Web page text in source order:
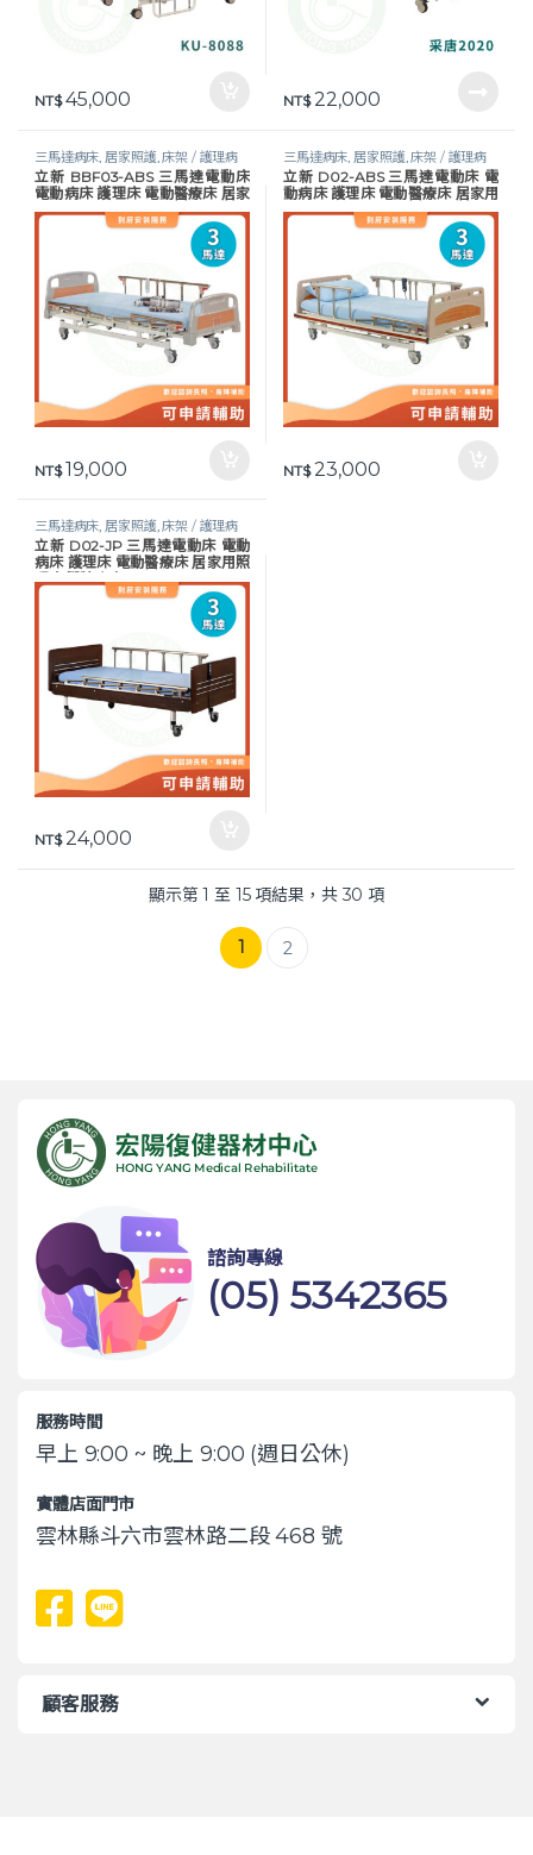
NT$45,000 NT$22,000
三馬達病床 居家照護,床架 / 護理病
床,護理床具及配件,長照專區,預防褥
瘡
立新 BBF03-ABS 三馬達電動床
電動病床 護理床 電動醫療床 居家
用照顧床 醫院病床 LM-EF03
NT$19,000
三馬達病床 居家照護,床架 / 護理病
床,護理床具及配件,長照專區,預防褥
瘡
立新 D02-ABS 三馬達電動床 電
動病床 護理床 電動醫療床 居家用
照顧床 醫院病床
NT$23,000
三馬達病床, 居家照護,床架 / 護理病
床,護理床具及配件,長照專區,預防褥
瘡
立新 D02-JP 三馬達電動床 電動
病床 護理床 電動醫療床 居家用照
顧床 醫院病床
NT$24,000
顯示第 1 至 15 項結果，共 30 項
1 2
諮詢專線
(05) 5342365
服務時間
早上 9:00 ~ 晚上 9:00 (週日公休)
實體店面門市
雲林縣斗六市雲林路二段 468 號
顧客服務